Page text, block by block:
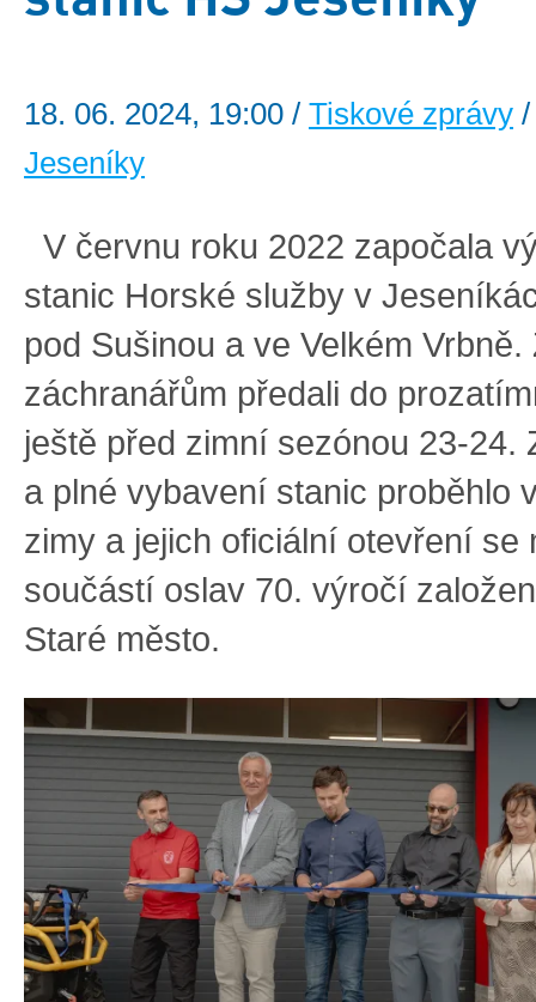
18. 06. 2024, 19:00 / Tiskové zprávy
Jeseníky
V červnu roku 2022 započala
stanic Horské služby v
pod Sušinou a ve Velkém Vrbně.
záchranářům předali do
ještě před zimní sezónou 23-24.
a plné vybavení stanic proběhlo
zimy a jejich oficiální otevření se
součástí oslav 70. výročí
Staré město.